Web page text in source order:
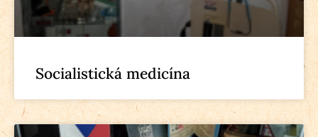
Socialistická medicína